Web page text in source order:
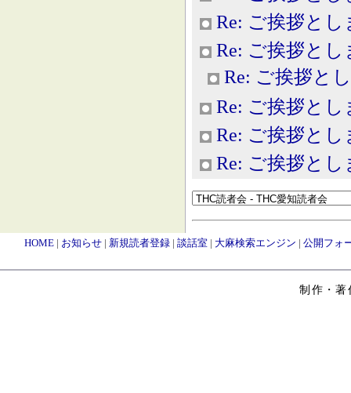
Re: ご挨拶とし
Re: ご挨拶とし
Re: ご挨拶と
Re: ご挨拶とし
Re: ご挨拶とし
Re: ご挨拶とし
HOME | お知らせ | 新規読者登録 | 談話室 | 大麻検索エンジン | 公開フォ
制作・